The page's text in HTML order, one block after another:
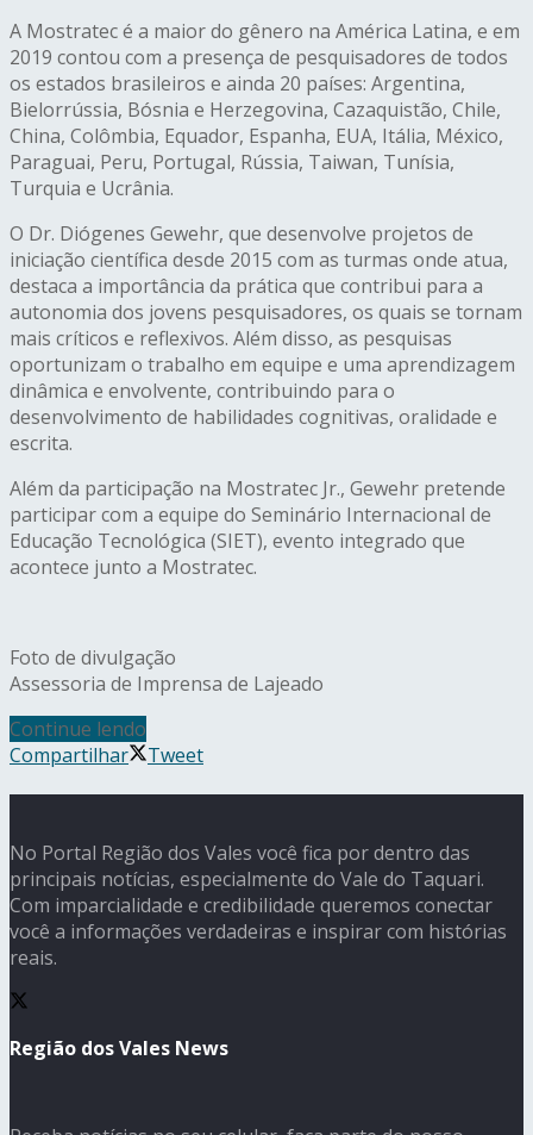
A Mostratec é a maior do gênero na América Latina, e em
2019 contou com a presença de pesquisadores de todos
os estados brasileiros e ainda 20 países: Argentina,
Bielorrússia, Bósnia e Herzegovina, Cazaquistão, Chile,
China, Colômbia, Equador, Espanha, EUA, Itália, México,
Paraguai, Peru, Portugal, Rússia, Taiwan, Tunísia,
Turquia e Ucrânia.
O Dr. Diógenes Gewehr, que desenvolve projetos de
iniciação científica desde 2015 com as turmas onde atua,
destaca a importância da prática que contribui para a
autonomia dos jovens pesquisadores, os quais se tornam
mais críticos e reflexivos. Além disso, as pesquisas
oportunizam o trabalho em equipe e uma aprendizagem
dinâmica e envolvente, contribuindo para o
desenvolvimento de habilidades cognitivas, oralidade e
escrita.
Além da participação na Mostratec Jr., Gewehr pretende
participar com a equipe do Seminário Internacional de
Educação Tecnológica (SIET), evento integrado que
acontece junto a Mostratec.
Foto de divulgação
Assessoria de Imprensa de Lajeado
Continue lendo
Compartilhar
Tweet
No Portal Região dos Vales você fica por dentro das
principais notícias, especialmente do Vale do Taquari.
Com imparcialidade e credibilidade queremos conectar
você a informações verdadeiras e inspirar com histórias
reais.
Região dos Vales News